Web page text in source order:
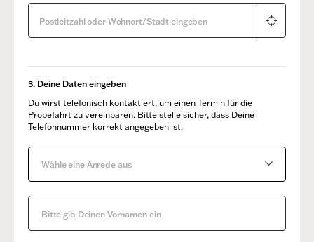
3. Deine Daten eingeben
Du wirst telefonisch kontaktiert, um einen Termin für die
Probefahrt zu vereinbaren. Bitte stelle sicher, dass Deine
Telefonnummer korrekt angegeben ist.
Wähle eine Anrede aus